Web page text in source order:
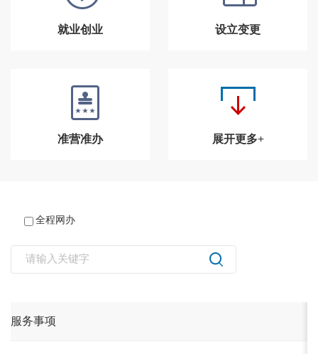
就业创业 设立变更
准营准办 展开更多+
全程网办